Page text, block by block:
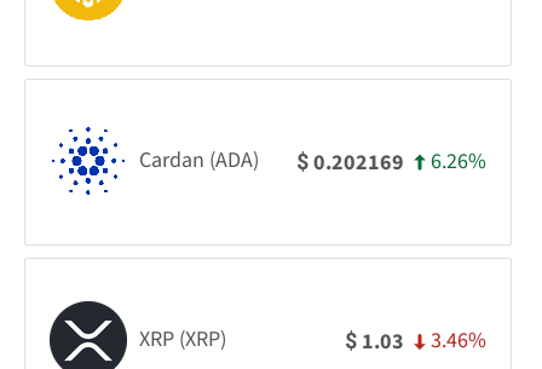
Cardan (ADA) $0.202169 6.26%
XRP (XRP) $ 1.03 3.46%